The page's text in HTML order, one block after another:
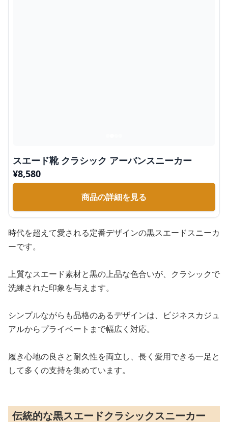
スエード靴 クラシック アーバンスニーカー
¥8,580
商品の詳細を見る
時代を超えて愛される定番デザインの黒スエードスニーカ
ーです。
上質なスエード素材と黒の上品な色合いが、クラシックで
洗練された印象を与えます。
シンプルながらも品格のあるデザインは、ビジネスカジュ
アルからプライベートまで幅広く対応。
履き心地の良さと耐久性を両立し、長く愛用できる一足と
して多くの支持を集めています。
伝統的な黒スエードクラシックスニーカー